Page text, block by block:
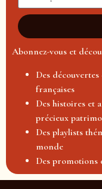
Abonnez-vous et
Des
françaises
Des histoires et
précieux
Des playlists
monde
Des promotions